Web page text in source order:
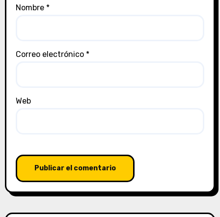
Nombre *
Correo electrónico *
Web